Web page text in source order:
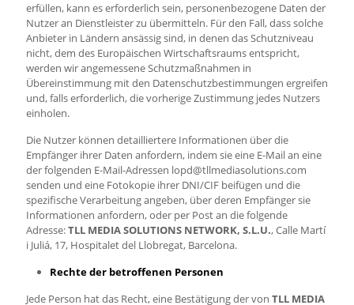
erfüllen, kann es erforderlich sein, personenbezogene Daten der
Nutzer an Dienstleister zu übermitteln. Für den Fall, dass solche
Anbieter in Ländern ansässig sind, in denen das Schutzniveau
nicht, dem des Europäischen Wirtschaftsraums entspricht,
werden wir angemessene Schutzmaßnahmen in
Übereinstimmung mit den Datenschutzbestimmungen ergreifen
und, falls erforderlich, die vorherige Zustimmung jedes Nutzers
einholen.
Die Nutzer können detailliertere Informationen über die
Empfänger ihrer Daten anfordern, indem sie eine E-Mail an eine
der folgenden E-Mail-Adressen lopd@tllmediasolutions.com
senden und eine Fotokopie ihrer DNI/CIF beifügen und die
spezifische Verarbeitung angeben, über deren Empfänger sie
Informationen anfordern, oder per Post an die folgende
Adresse:TLL MEDIA SOLUTIONS NETWORK, S.L.U., Calle Martí
i Juliá, 17, Hospitalet del Llobregat, Barcelona.
Rechte der betroffenen Personen
Jede Person hat das Recht, eine Bestätigung der von TLL MEDIA